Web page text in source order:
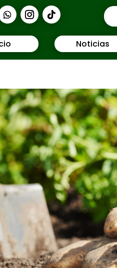
Noticias